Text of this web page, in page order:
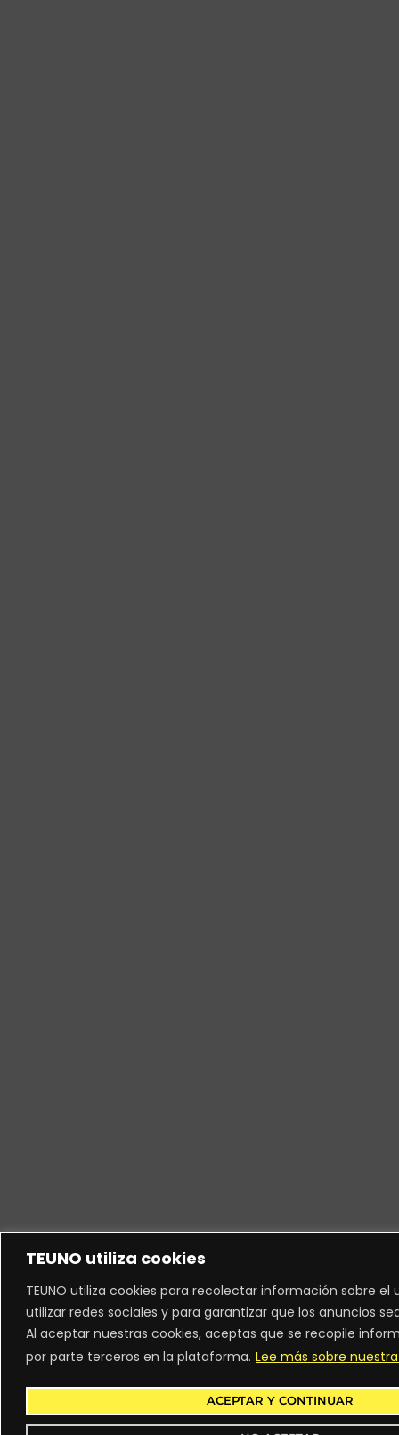
TEUNO utiliza cookies
TEUNO utiliza cookies para recolectar información sobre el
utilizar redes sociales y para garantizar que los anuncios
Al aceptar nuestras cookies, aceptas que se recopile
por parte terceros en la plataforma. Lee más sobre
ACEPTAR Y CONTINUAR